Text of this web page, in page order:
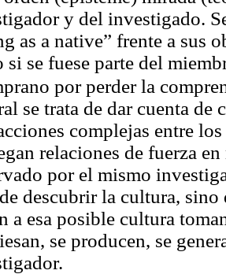
y del investigado.
as a native” frente a sus
si se fuese parte del
por perder la
se trata de dar cuenta
complejas entre
relaciones de fuerza
por el mismo
descubrir la cultura,
a esa posible cultura
se producen, se